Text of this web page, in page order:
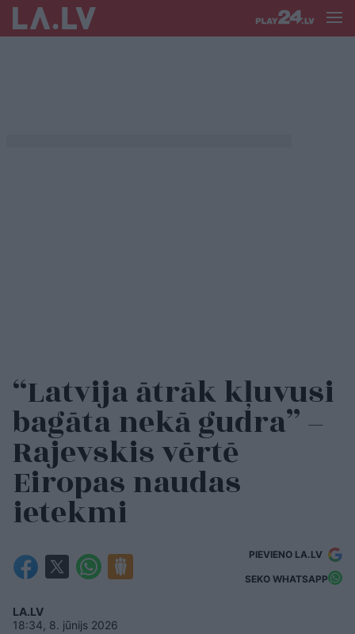
“Latvija ātrāk kļuvusi
bagāta nekā gudra” –
Rajevskis vērtē
Eiropas naudas
ietekmi
PIEVIENO LA.LV
SEKO WHATSAPP
LA.LV
18:34, 8. jūnijs 2026